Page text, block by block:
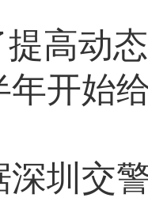
动态
年开始
交警